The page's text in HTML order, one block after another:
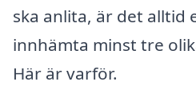
ska anlita, är det alltid
innhämta minst tre
Här är varför.